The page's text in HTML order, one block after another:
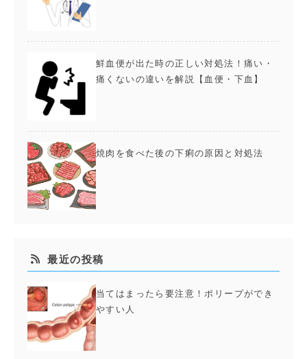
鮮血便が出た時の正しい対処法！痛い・
痛くないの違いを解説【血便・下血】
焼肉を食べた後の下痢の原因と対処法
最近の投稿
当てはまったら要注意！ポリープができ
やすい人